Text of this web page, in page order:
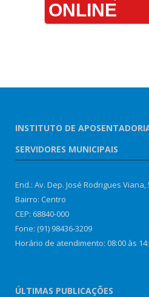
ONLINE
INSTITUTO DE
SERVIDORES MUNICIPAIS
End.: Av. Dep. José Rodrigues
Bairro: Centro
CEP: 68840-000
Fone: (91) 98436-3209
Horário de atendimento: 08:00 às
ÚLTIMAS PUBLICAÇÕES